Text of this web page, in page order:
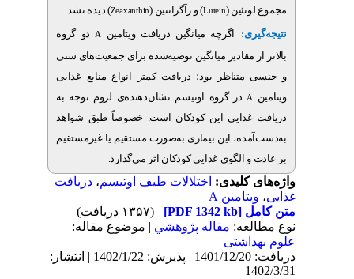
) و زآگزانتین (Zeaxanthin) دیده نشد.
اگرچه میانگین دریافت ویتامینAدو گروه
مقادیر میانگین توصیه‌شده برای جمعیت‌های سنی
بود؛ دریافت کمتر انواع منابع غذایی
در گروه اوتیسم نشان‌دهنده‌ی لزوم توجه به
غذایی این کودکان است. خصوصاً طبق شواهد
این بیماری به‌صورت مستقیم یا غیرمستقیم
الگوی غذایی کودکان اثر می‌گذارد.
اختلالات طیف اوتیسم،دریافت
(۱۳۵۷ دریافت)
مقاله پژوهشي| موضوع مقاله:
دریافت: 1401/12/20 | پذیرش: 1402/1/22 | انتشار: